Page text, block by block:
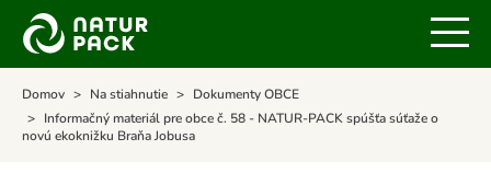
Domov Na stiahnutie
Dokumenty OBCE
Informačný materiál pre obce č. 58 - NATUR-PACK spúšťa súťaže o
novú ekoknižku Braňa Jobusa